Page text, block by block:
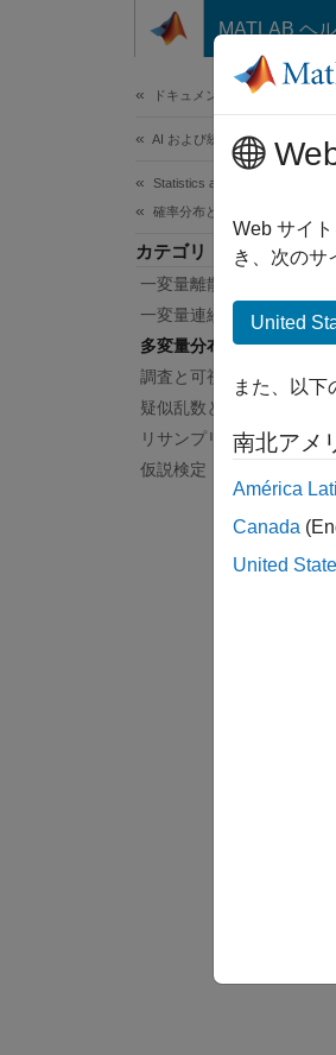
コンテンツへスキップ
MATLAB ヘ
ドキュメンテーションのホーム
AI および統計
Statistics and Machine Learning
確率分布と仮説検定
カテゴリ
一変量離散分布
一変量連続分布
多変量分布
調査と可視化
疑似乱数と準乱数の生成
リサンプリングの手法
仮説検定
Web サイ
き、次のサ
United
また、以下
南北アメ
América
Canada
United